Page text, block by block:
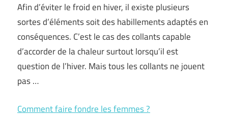
Afin d’éviter le froid en hiver, il existe plusieurs
sortes d’éléments soit des habillements adaptés en
conséquences. C’est le cas des collants capable
d’accorder de la chaleur surtout lorsqu’il est
question de l’hiver. Mais tous les collants ne jouent
pas …
Comment faire fondre les femmes ?